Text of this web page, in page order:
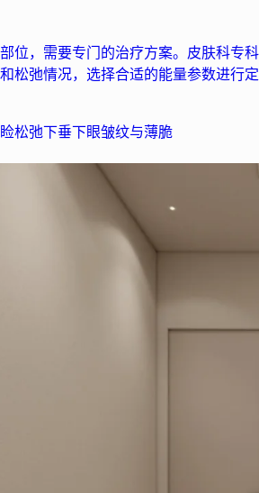
位，需要专门的治疗方案。皮肤科专科
松弛情况，选择合适的能量参数进行定
松弛下垂下眼皱纹与薄脆